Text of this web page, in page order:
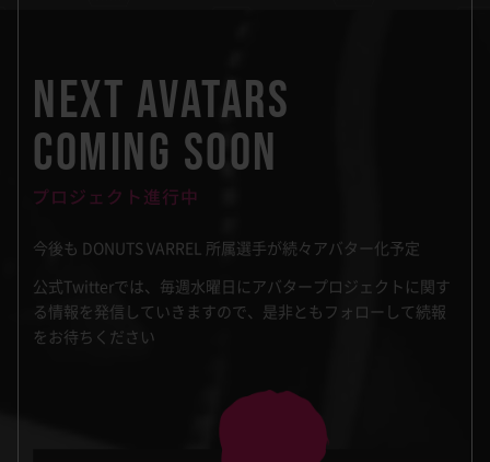
NEXT AVATARS
COMING SOON
今後も DONUTS VARREL 所属選手が続々アバター化予定
公式Twitterでは、毎週水曜日にアバタープロジェクトに関す
る情報を発信していきますので、是非ともフォローして続報
をお待ちください